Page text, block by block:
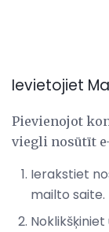
Ievietojiet
Pievienojot
viegli nosūtīt
Ierakstiet
mailto saite.